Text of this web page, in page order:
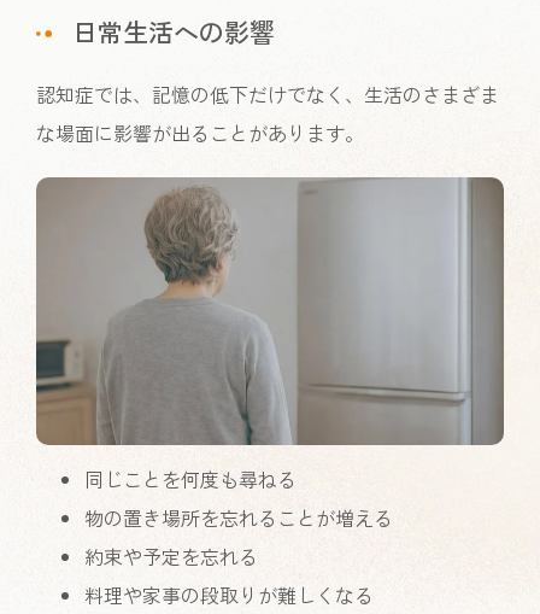
日常生活への影響
認知症では、記憶の低下だけでなく、生活のさまざま
な場面に影響が出ることがあります。
同じことを何度も尋ねる
物の置き場所を忘れることが増える
約束や予定を忘れる
料理や家事の段取りが難しくなる